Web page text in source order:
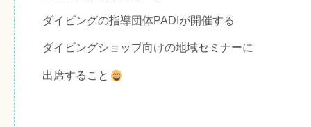
ダイビングの指導団体PADIが開催する
ダイビングショップ向けの地域セミナーに
出席すること